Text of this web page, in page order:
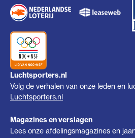
Luchtsporters.nl
Volg de verhalen van onze leden en
Luchtsporters.nl
Magazines en verslagen
Lees onze afdelingsmagazines en